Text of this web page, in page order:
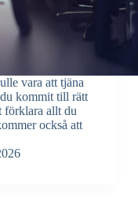
vara att tjäna
kommit till rätt
förklara allt du
också att